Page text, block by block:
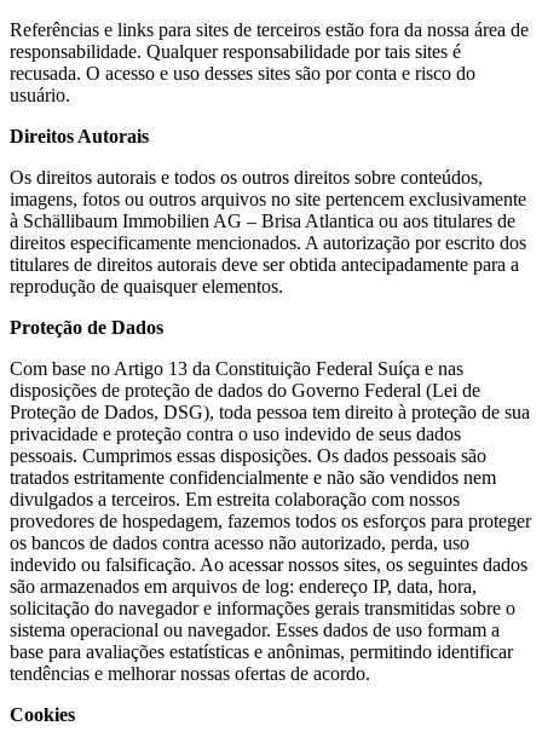
Referências e links para sites de terceiros estão fora da nossa área de
responsabilidade. Qualquer responsabilidade por tais sites é
recusada. O acesso e uso desses sites são por conta e risco do
usuário.
Direitos Autorais
Os direitos autorais e todos os outros direitos sobre conteúdos,
imagens, fotos ou outros arquivos no site pertencem exclusivamente
à Schällibaum Immobilien AG – Brisa Atlantica ou aos titulares de
direitos especificamente mencionados. A autorização por escrito dos
titulares de direitos autorais deve ser obtida antecipadamente para a
reprodução de quaisquer elementos.
Proteção de Dados
Com base no Artigo 13 da Constituição Federal Suíça e nas
disposições de proteção de dados do Governo Federal (Lei de
Proteção de Dados, DSG), toda pessoa tem direito à proteção de sua
privacidade e proteção contra o uso indevido de seus dados
pessoais. Cumprimos essas disposições. Os dados pessoais são
tratados estritamente confidencialmente e não são vendidos nem
divulgados a terceiros. Em estreita colaboração com nossos
provedores de hospedagem, fazemos todos os esforços para proteger
os bancos de dados contra acesso não autorizado, perda, uso
indevido ou falsificação. Ao acessar nossos sites, os seguintes dados
são armazenados em arquivos de log: endereço IP, data, hora,
solicitação do navegador e informações gerais transmitidas sobre o
sistema operacional ou navegador. Esses dados de uso formam a
base para avaliações estatísticas e anônimas, permitindo identificar
tendências e melhorar nossas ofertas de acordo.
Cookies